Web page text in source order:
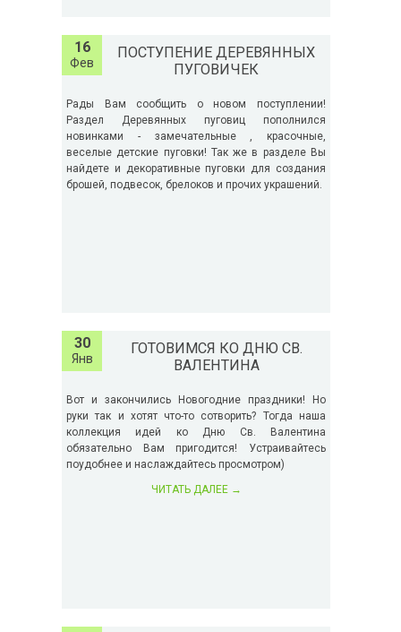
16
Фев
ПОСТУПЕНИЕ ДЕРЕВЯННЫХ
ПУГОВИЧЕК
Рады Вам сообщить о новом поступлении!
Раздел Деревянных пуговиц пополнился
новинками - замечательные , красочные,
веселые детские пуговки! Так же в разделе Вы
найдете и декоративные пуговки для создания
брошей, подвесок, брелоков и прочих украшений.
30
Янв
ГОТОВИМСЯ КО ДНЮ СВ.
ВАЛЕНТИНА
Вот и закончились Новогодние праздники! Но
руки так и хотят что-то сотворить? Тогда наша
коллекция идей ко Дню Св. Валентина
обязательно Вам пригодится! Устраивайтесь
поудобнее и наслаждайтесь просмотром)
ЧИТАТЬ ДАЛЕЕ →